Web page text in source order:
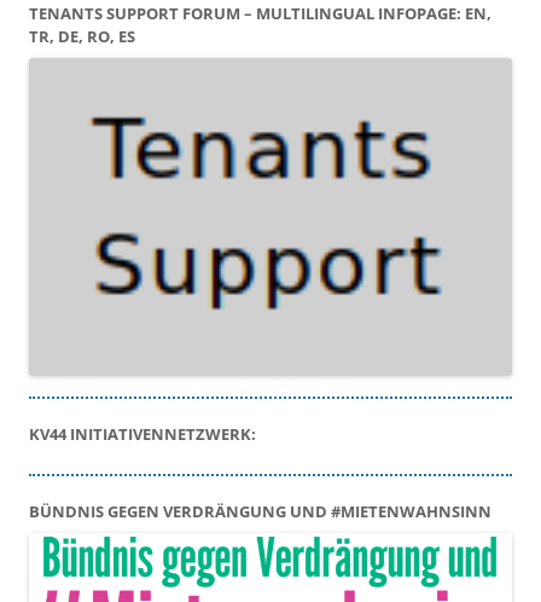
TENANTS SUPPORT FORUM – MULTILINGUAL INFOPAGE: EN,
TR, DE, RO, ES
KV44 INITIATIVENNETZWERK:
BÜNDNIS GEGEN VERDRÄNGUNG UND #MIETENWAHNSINN